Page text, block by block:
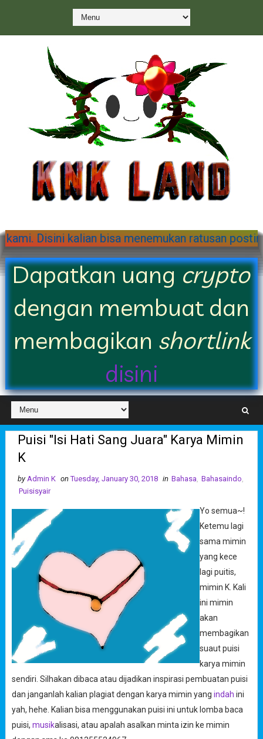
di KnK Land. Mari menguasai dunia bersama
Dapatkan uangcrypto
dengan membuat dan
membagikan shortlink
disini
Puisi "Isi Hati Sang Juara" Karya Mimin
K
by Admin K on Tuesday, January 30, 2018 in Bahasa, Bahasaindo,
Puisisyair
Yo semua~!
Ketemu lagi
sama mimin
yang kece
lagi puitis,
mimin K. Kali
ini mimin
akan
membagikan
suaut puisi
karya mimin
sendiri. Silhakan dibaca atau dijadikan inspirasi pembuatan puisi
dan janganlah kalian plagiat dengan karya mimin yang indah ini
yah, hehe. Kalian bisa menggunakan puisi ini untuk lomba baca
puisi, musikalisasi, atau apalah asalkan minta izin ke mimin